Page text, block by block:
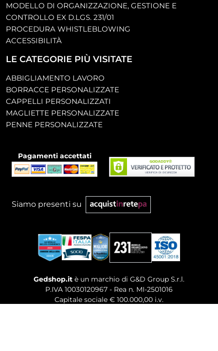
MODELLO DI ORGANIZZAZIONE, GESTIONE E
CONTROLLO EX D.LGS. 231/01
PROCEDURA WHISTLEBLOWING
ACCESSIBILITÀ
LE CATEGORIE PIÙ VISITATE
ABBIGLIAMENTO LAVORO
BORRACCE PERSONALIZZATE
CAPPELLI PERSONALIZZATI
MAGLIETTE PERSONALIZZATE
PENNE PERSONALIZZATE
Pagamenti accettati
Siamo presenti su
Gedshop.it è un marchio di G&D Group S.r.l.
P.IVA 10030120967 - Rea n. MI-2501016
Capitale sociale € 100.000,00 i.v.